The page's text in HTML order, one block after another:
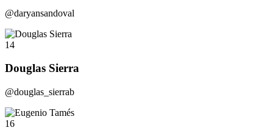
@daryansandoval
14
Douglas Sierra
@douglas_sierrab
16